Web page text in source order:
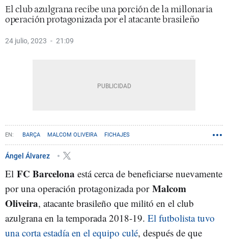
El club azulgrana recibe una porción de la millonaria
operación protagonizada por el atacante brasileño
24 julio, 2023 21:09
BARÇA MALCOM OLIVEIRA FICHAJES
Ángel Álvarez
El FC Barcelona está cerca de beneficiarse nuevamente
por una operación protagonizada por Malcom
Oliveira, atacante brasileño que militó en el club
azulgrana en la temporada 2018-19. El futbolista tuvo
una corta estadía en el equipo culé, después de que